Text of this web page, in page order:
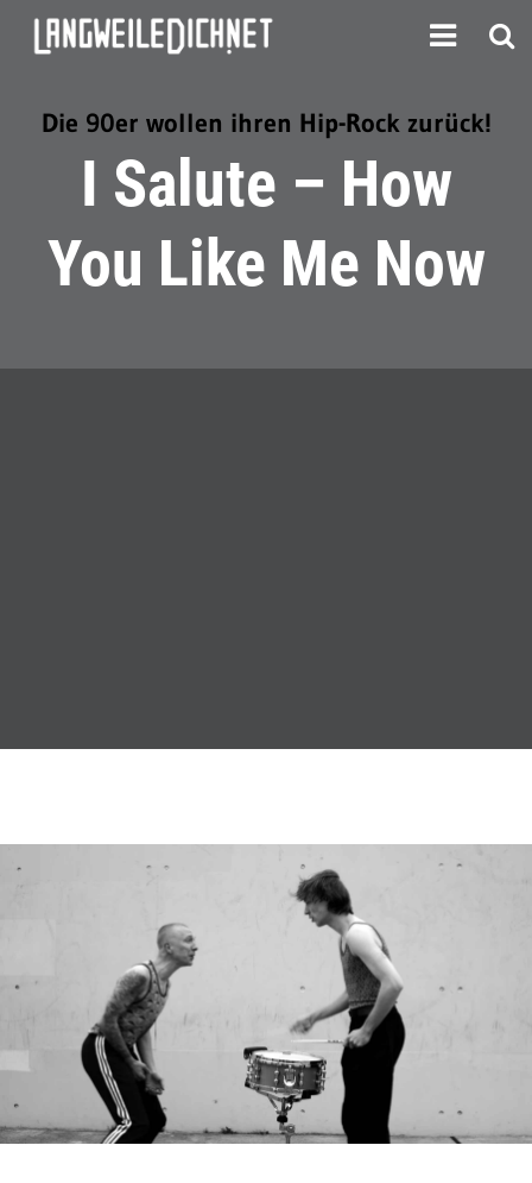
Die 90er wollen ihren Hip-Rock zurück!
I Salute – How
You Like Me Now